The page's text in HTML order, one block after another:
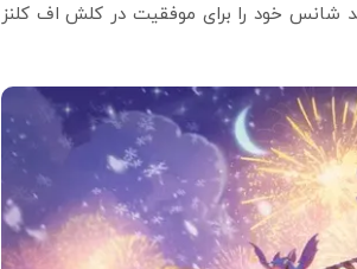
شانس خود را برای موفقیت در کلش اف کلنز